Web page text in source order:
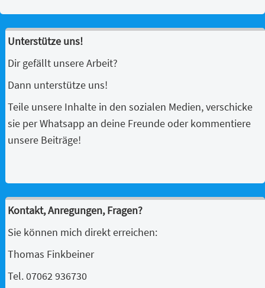
Unterstütze uns!
Dir gefällt unsere Arbeit?
Dann unterstütze uns!
Teile unsere Inhalte in den sozialen Medien, verschicke
sie per Whatsapp an deine Freunde oder kommentiere
unsere Beiträge!
Kontakt, Anregungen, Fragen?
Sie können mich direkt erreichen:
Thomas Finkbeiner
Tel. 07062 936730